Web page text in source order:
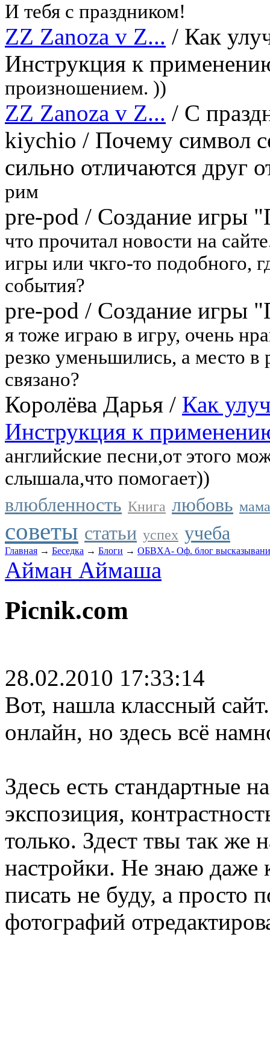
И тебя с праздником!
ZZ Zanoza v Z... / Как
Инструкция к
произношением. ))
ZZ Zanoza v Z... / С
kiychio / Почему символ
сильно отличаются друг
рим
pre-pod / Создание игры
что прочитал новости на
игры или чкго-то подобного,
события?
pre-pod / Создание игры
я тоже играю в игру, очень
резко уменьшились, а место
связано?
Королёва Дарья / Как
Инструкция к
английские песни,от этого
слышала,что помогает))
влюбленность Книга любовь мама
советы статьи успех учеба
Главная → Беседка → Блоги → ОБВХА- Оф. блог
Айман Аймаша
Picnik.com
28.02.2010 17:33:14
Вот, нашла классный
онлайн, но здесь всё
Здесь есть стандартные
экспозиция,
только. Здест твы так же
настройки. Не знаю даже
писать не буду, а просто
фотографий